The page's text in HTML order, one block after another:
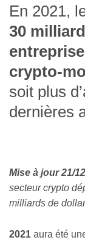
En 2021,
30
crypto-
soit plus
dernières
Mise à jour 21/
secteur crypto
milliards de
2021 aura été